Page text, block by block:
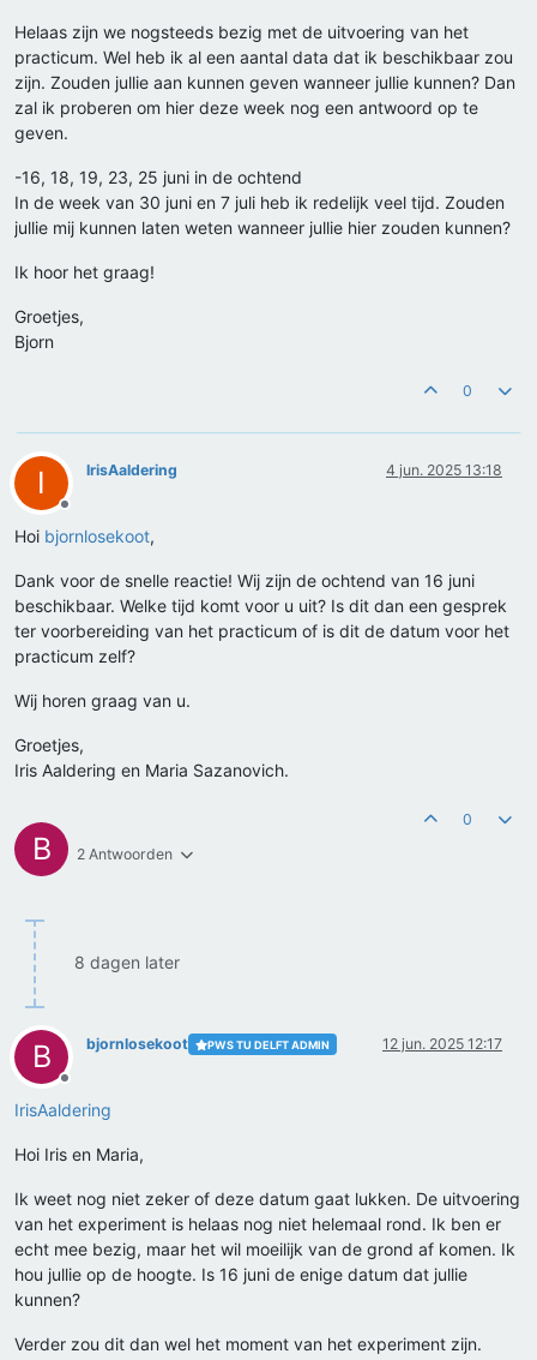
Helaas zijn we nogsteeds bezig met de uitvoering van het
practicum. Wel heb ik al een aantal data dat ik beschikbaar zou
zijn. Zouden jullie aan kunnen geven wanneer jullie kunnen? Dan
zal ik proberen om hier deze week nog een antwoord op te
geven.
-16, 18, 19, 23, 25 juni in de ochtend
In de week van 30 juni en 7 juli heb ik redelijk veel tijd. Zouden
jullie mij kunnen laten weten wanneer jullie hier zouden kunnen?
Ik hoor het graag!
Groetjes,
Bjorn
0
I
Offline
IrisAaldering 4 jun. 2025 13:18
Hoi bjornlosekoot,
Dank voor de snelle reactie! Wij zijn de ochtend van 16 juni
beschikbaar. Welke tijd komt voor u uit? Is dit dan een gesprek
ter voorbereiding van het practicum of is dit de datum voor het
practicum zelf?
Wij horen graag van u.
Groetjes,
Iris Aaldering en Maria Sazanovich.
B 2 Antwoorden
0
8 dagen later
B
Offline
bjornlosekoot PWS TU DELFT ADMIN 12 jun. 2025 12:17
IrisAaldering
Hoi Iris en Maria,
Ik weet nog niet zeker of deze datum gaat lukken. De uitvoering
van het experiment is helaas nog niet helemaal rond. Ik ben er
echt mee bezig, maar het wil moeilijk van de grond af komen. Ik
hou jullie op de hoogte. Is 16 juni de enige datum dat jullie
kunnen?
Verder zou dit dan wel het moment van het experiment zijn.